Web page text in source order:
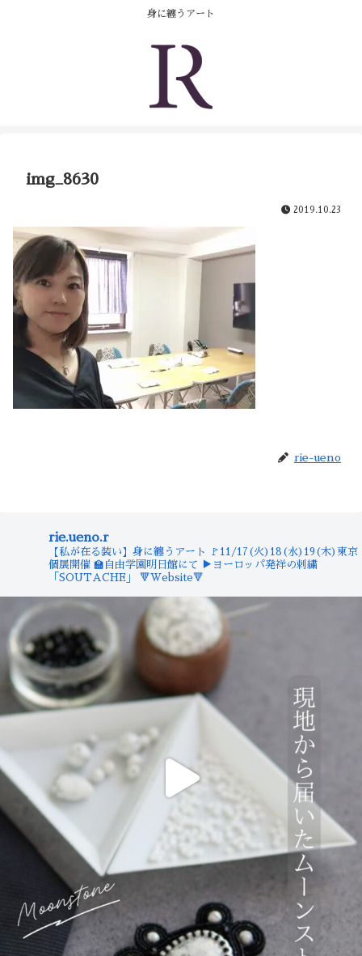
身に纏うアート
img_8630
2019.10.23
rie-ueno
rie.ueno.r
【私が在る装い】身に纏うアート
🚩11/17(火)18(水)19(木)東京
個展開催 🏫自由学園明日館にて
▶︎ヨーロッパ発祥の刺繍
「SOUTACHE」
🔻Website🔻